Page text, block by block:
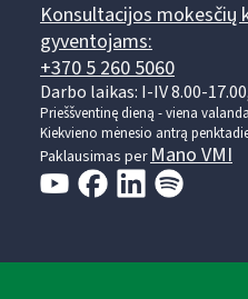
Konsultacijos mokesčių
gyventojams:
+370 5 260 5060
Darbo laikas: I-IV 8.00-
Prieššventinę dieną - viena
Kiekvieno mėnesio antrą
Paklausimas perMano VMI